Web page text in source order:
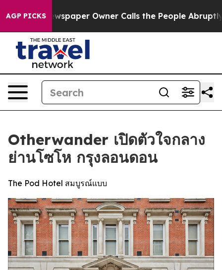
AGP PICKS
Newspaper Owner Calls the People Abruptly Laid
Otherwander เปิดตัวใจกลาง
ย่านโซโห กรุงลอนดอน
The Pod Hotel สมบูรณ์แบบ